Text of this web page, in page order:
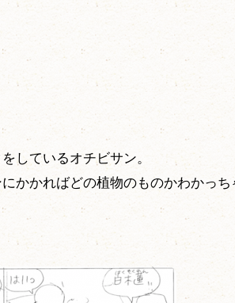
しているオチビサン。
かかればどの植物のものかわかっち